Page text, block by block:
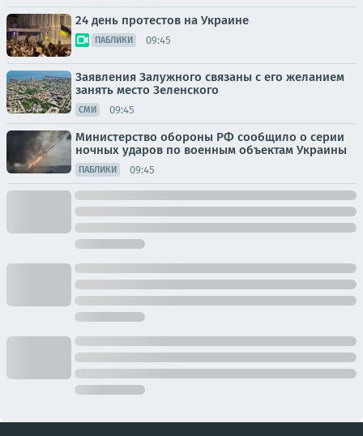
24 день протестов на Украине
ПАБЛИКИ 09:45
Заявления Залужного связаны с его желанием
занять место Зеленского
СМИ 09:45
Министерство обороны РФ сообщило о серии
ночных ударов по военным объектам Украины
ПАБЛИКИ 09:45